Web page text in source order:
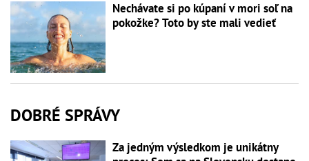
Nechávate si po kúpaní v mori soľ na
pokožke? Toto by ste mali vedieť
DOBRÉ SPRÁVY
Za jedným výsledkom je unikátny